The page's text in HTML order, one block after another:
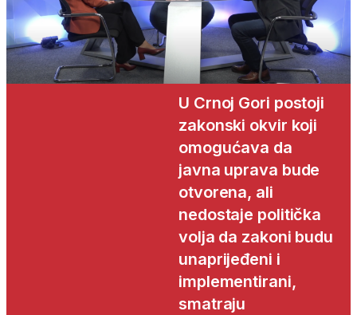
U Crnoj Gori postoji
zakonski okvir koji
omogućava da
javna uprava bude
otvorena, ali
nedostaje politička
volja da zakoni budu
unaprijeđeni i
implementirani,
smatraju